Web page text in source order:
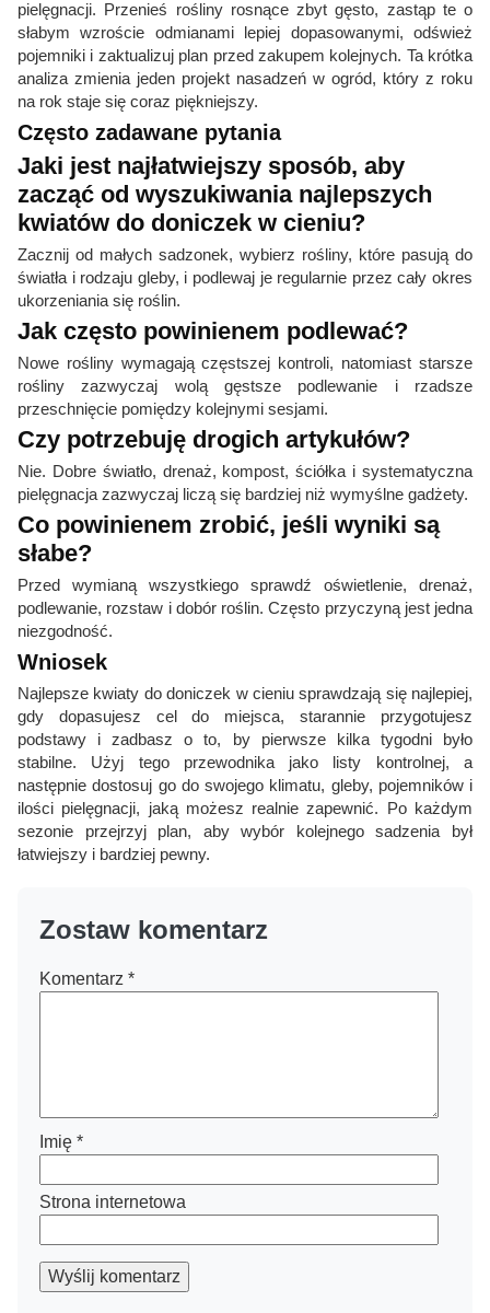
pielęgnacji. Przenieś rośliny rosnące zbyt gęsto, zastąp te o
słabym wzroście odmianami lepiej dopasowanymi, odśwież
pojemniki i zaktualizuj plan przed zakupem kolejnych. Ta krótka
analiza zmienia jeden projekt nasadzeń w ogród, który z roku
na rok staje się coraz piękniejszy.
Często zadawane pytania
Jaki jest najłatwiejszy sposób, aby
zacząć od wyszukiwania najlepszych
kwiatów do doniczek w cieniu?
Zacznij od małych sadzonek, wybierz rośliny, które pasują do
światła i rodzaju gleby, i podlewaj je regularnie przez cały okres
ukorzeniania się roślin.
Jak często powinienem podlewać?
Nowe rośliny wymagają częstszej kontroli, natomiast starsze
rośliny zazwyczaj wolą gęstsze podlewanie i rzadsze
przeschnięcie pomiędzy kolejnymi sesjami.
Czy potrzebuję drogich artykułów?
Nie. Dobre światło, drenaż, kompost, ściółka i systematyczna
pielęgnacja zazwyczaj liczą się bardziej niż wymyślne gadżety.
Co powinienem zrobić, jeśli wyniki są
słabe?
Przed wymianą wszystkiego sprawdź oświetlenie, drenaż,
podlewanie, rozstaw i dobór roślin. Często przyczyną jest jedna
niezgodność.
Wniosek
Najlepsze kwiaty do doniczek w cieniu sprawdzają się najlepiej,
gdy dopasujesz cel do miejsca, starannie przygotujesz
podstawy i zadbasz o to, by pierwsze kilka tygodni było
stabilne. Użyj tego przewodnika jako listy kontrolnej, a
następnie dostosuj go do swojego klimatu, gleby, pojemników i
ilości pielęgnacji, jaką możesz realnie zapewnić. Po każdym
sezonie przejrzyj plan, aby wybór kolejnego sadzenia był
łatwiejszy i bardziej pewny.
Zostaw komentarz
Komentarz *
Imię *
Strona internetowa
Wyślij komentarz